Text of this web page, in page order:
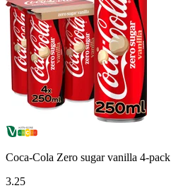
Coca-Cola Zero sugar vanilla 4-pack
3.25